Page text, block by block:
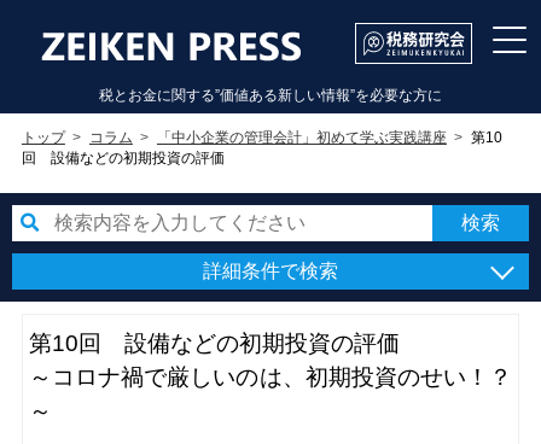
税とお金に関する”価値ある新しい情報”を必要な方に
トップ コラム 「中小企業の管理会計」初めて学ぶ実践講座
第10
回 設備などの初期投資の評価
詳細条件で検索
第10回 設備などの初期投資の評価
～コロナ禍で厳しいのは、初期投資のせい！？
～